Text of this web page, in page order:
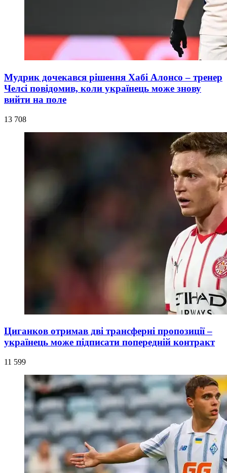
Мудрик дочекався рішення Хабі Алонсо – тренер
Челсі повідомив, коли українець може знову
вийти на поле
13 708
Циганков отримав дві трансферні пропозиції –
українець може підписати попередній контракт
11 599